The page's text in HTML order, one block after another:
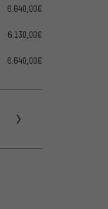
6.640,00€
6.130,00€
6.640,00€